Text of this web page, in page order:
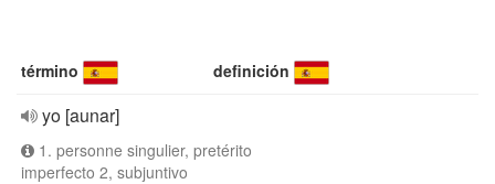
término definición
yo [aunar]
1. personne singulier, pretérito
imperfecto 2, subjuntivo